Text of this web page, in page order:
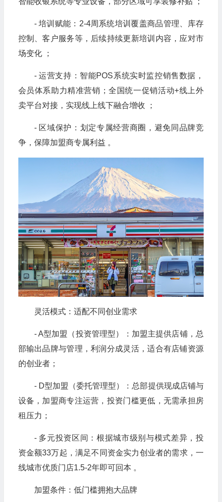
- 培训赋能：2-4周系统培训覆盖商品管理、库存
控制、客户服务等，后续持续更新培训内容，应对市
场变化 ；
- 运营支持：智能POS系统实时监控销售数据，
会员体系助力精准营销；全国统一促销活动+线上外
卖平台对接，实现线上线下融合增收 ；
- 区域保护：划定专属经营商圈，避免同品牌竞
争，保障加盟商专属利益 。
灵活模式：适配不同创业需求
- A型加盟（投资管理型）：加盟主提供店铺，总
部输出品牌与管理，利润分成灵活，适合有店铺资源
的创业者；
- D型加盟（委托管理型）：总部提供现成店铺与
设备，加盟商专注运营，投资门槛更低，无需承担房
租压力；
- 多元投资区间：根据城市级别与模式差异，投
资金额33万起，满足不同资金实力创业者的需求，一
线城市优质门店1.5-2年即可回本 。
加盟条件：低门槛拥抱大品牌